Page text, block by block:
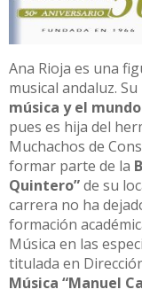
Ana Rioja es una
musical andaluz. Su
música y el
pues es hija del
Muchachos de
formar parte de la
Quintero”de su
carrera no ha
formación
Música en las
titulada en
Música “Manuel